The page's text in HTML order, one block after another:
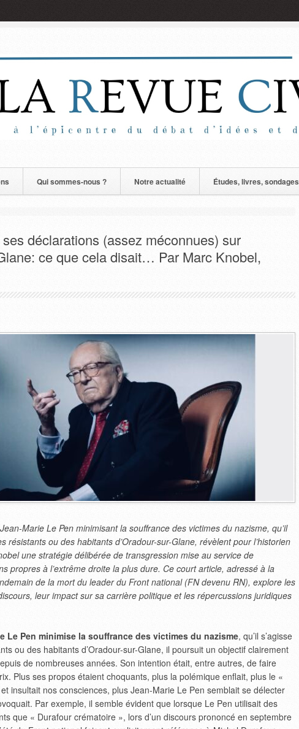
Qui sommes-nous ? Notre actualité Études, livres, sondages
déclarations (assez méconnues) sur
ce que cela disait… Par Marc Knobel,
Marie Le Pen minimisant la souffrance des victimes du nazisme, qu’il
résistants ou des habitants d’Oradour-sur-Glane, révèlent pour l’historien
une stratégie délibérée de transgression mise au service de
propres à l’extrême droite la plus dure. Ce court article, adressé à la
de la mort du leader du Front national (FN devenu RN), explore les
leur impact sur sa carrière politique et les répercussions juridiques
Le Pen minimise la souffrance des victimes du nazisme, qu’il s’agisse
ou des habitants d’Oradour-sur-Glane, il poursuit un objectif clairement
de nombreuses années. Son intention était, entre autres, de faire
Plus ses propos étaient choquants, plus la polémique enflait, plus le «
insultait nos consciences, plus Jean-Marie Le Pen semblait se délecter
Par exemple, il semble évident que lorsque Le Pen utilisait des
que « Durafour crématoire », lors d’un discours prononcé en septembre